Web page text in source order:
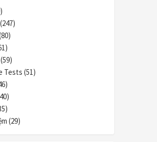
Tests (51)
(29)